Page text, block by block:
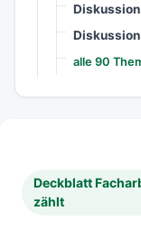
alle 90
Deckblatt
zählt